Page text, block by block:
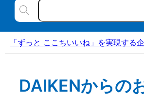
「ずっと ここちいいね」を実現する
DAIKENからの